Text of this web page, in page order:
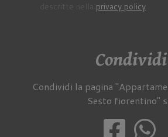
privacy policy.
Condividi
Condividi la pagina
Sesto fiorentino"